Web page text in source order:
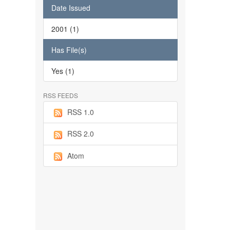
Date Issued
2001 (1)
Has File(s)
Yes (1)
RSS FEEDS
RSS 1.0
RSS 2.0
Atom